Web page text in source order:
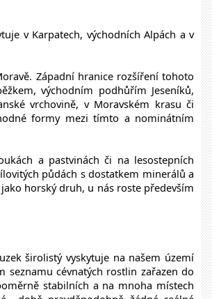
v Karpatech, východních Alpách a v
Západní hranice rozšíření tohoto
východním podhůřím Jeseníků,
vrchovině, v Moravském krasu či
formy mezi tímto a nominátním
a pastvinách či na lesostepních
půdách s dostatkem minerálů a
horský druh, u nás roste především
širolistý vyskytuje na našem území
seznamu cévnatých rostlin zařazen do
stabilních a na mnoha místech